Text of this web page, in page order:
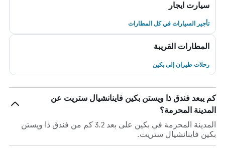
سيارت ايجار
تأجير السيارات في كل المطارات
المطارات القريبة
رحلات طيران إلى بكين
كم يبعد فندق ذا ويستن بكين فاينانشيال ستريت عن
المدينة المحرمة؟
المدينة المحرمة في بكين على بعد 3.2 كم من فندق ذا ويستن
بكين فاينانشيال ستريت.